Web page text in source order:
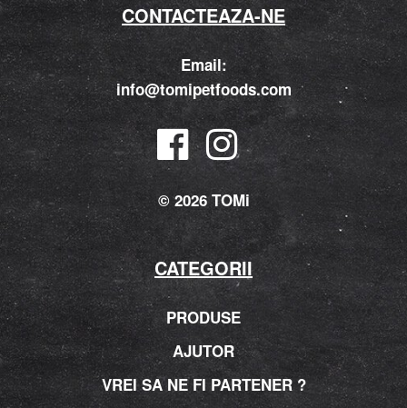
CONTACTEAZA-NE
Email:
info@tomipetfoods.com
© 2026 TOMi
CATEGORII
PRODUSE
AJUTOR
VREI SA NE FI PARTENER ?